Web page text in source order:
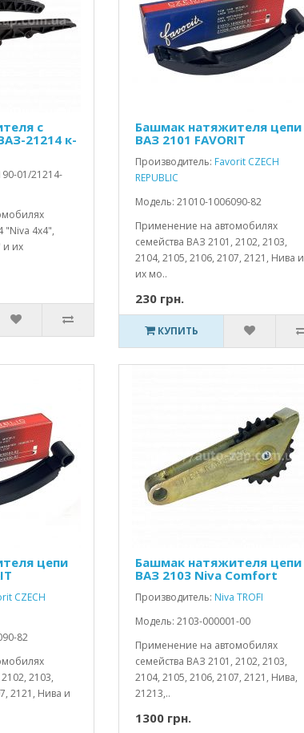
с
21214 к-
01/21214-
"Niva 4x4",
и их
Башмак натяжителя цепи
ВАЗ 2101 FAVORIT
Производитель: Favorit CZECH
REPUBLIC
Модель: 21010-1006090-82
Применение на автомобилях
семейства ВАЗ 2101, 2102, 2103,
2104, 2105, 2106, 2107, 2121, Нива и
их мо..
230 грн.
КУПИТЬ
цепи
CZECH
82
2103,
2121, Нива и
Башмак натяжителя цепи
ВАЗ 2103 Niva Comfort
Производитель: Niva TROFI
Модель: 2103-000001-00
Применение на автомобилях
семейства ВАЗ 2101, 2102, 2103,
2104, 2105, 2106, 2107, 2121, Нива,
21213,..
1300 грн.